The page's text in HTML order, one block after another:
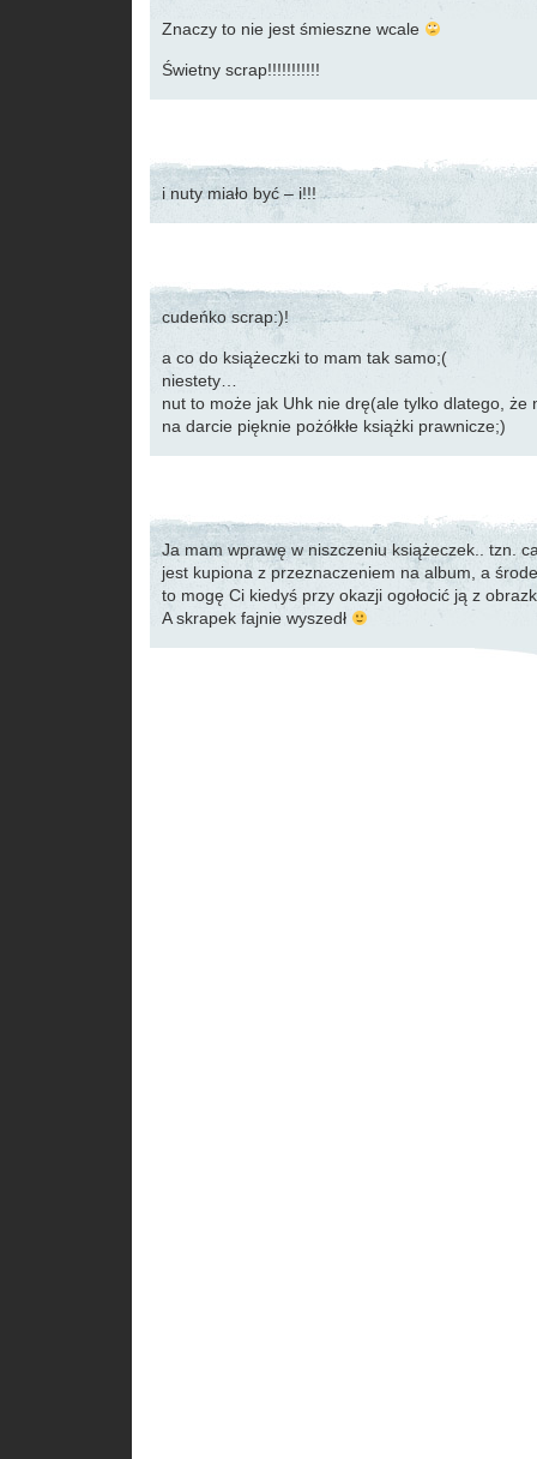
Znaczy to nie jest śmieszne wcale
Świetny scrap!!!!!!!!!!!
i nuty miało być – i!!!
cudeńko scrap:)!
a co do książeczki to mam tak samo;(
niestety…
nut to może jak Uhk nie drę(ale tylko dlatego, że
na darcie pięknie pożółkłe książki prawnicze;)
Ja mam wprawę w niszczeniu książeczek.. tzn.
jest kupiona z przeznaczeniem na album, a
to mogę Ci kiedyś przy okazji ogołocić ją z
A skrapek fajnie wyszedł